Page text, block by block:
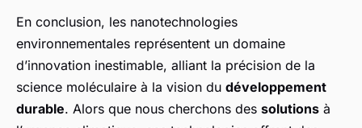
En conclusion, les nanotechnologies
environnementales représentent un domaine
d’innovation inestimable, alliant la précision de la
science moléculaire à la vision du développement
durable. Alors que nous cherchons des solutions à